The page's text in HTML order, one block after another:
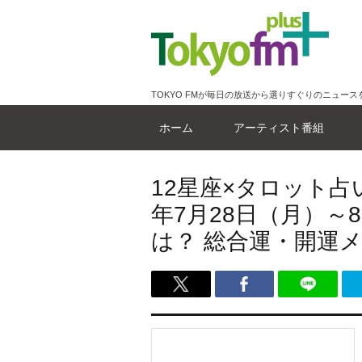
TOKYO FMが毎日の放送から選りすぐりのニュース
ホーム アーティスト番組
12星座×タロット占
年7月28日（月）～
は？ 総合運・開運